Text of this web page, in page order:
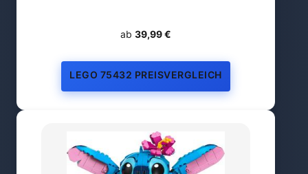
ab 39,99 €
LEGO 75432 PREISVERGLEICH